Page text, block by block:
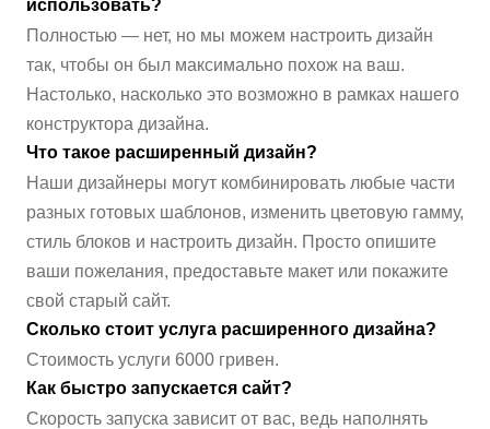
использовать?
Полностью — нет, но мы можем настроить дизайн
так, чтобы он был максимально похож на ваш.
Настолько, насколько это возможно в рамках нашего
конструктора дизайна.
Что такое расширенный дизайн?
Наши дизайнеры могут комбинировать любые части
разных готовых шаблонов, изменить цветовую гамму,
стиль блоков и настроить дизайн. Просто опишите
ваши пожелания, предоставьте макет или покажите
свой старый сайт.
Сколько стоит услуга расширенного дизайна?
Стоимость услуги 6000 гривен.
Как быстро запускается сайт?
Скорость запуска зависит от вас, ведь наполнять